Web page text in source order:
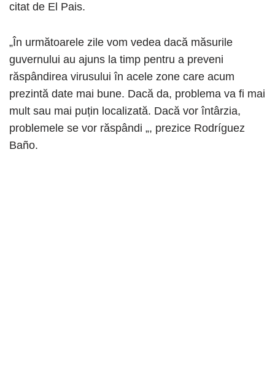
citat de El Pais.
„În următoarele zile vom vedea dacă măsurile
guvernului au ajuns la timp pentru a preveni
răspândirea virusului în acele zone care acum
prezintă date mai bune. Dacă da, problema va fi mai
mult sau mai puțin localizată. Dacă vor întârzia,
problemele se vor răspândi „, prezice Rodríguez
Baño.